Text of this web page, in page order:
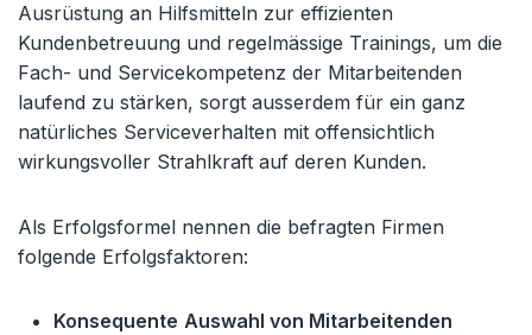
Ausrüstung an Hilfsmitteln zur effizienten
Kundenbetreuung und regelmässige Trainings, um die
Fach- und Servicekompetenz der Mitarbeitenden
laufend zu stärken, sorgt ausserdem für ein ganz
natürliches Serviceverhalten mit offensichtlich
wirkungsvoller Strahlkraft auf deren Kunden.
Als Erfolgsformel nennen die befragten Firmen
folgende Erfolgsfaktoren:
Konsequente Auswahl von Mitarbeitenden